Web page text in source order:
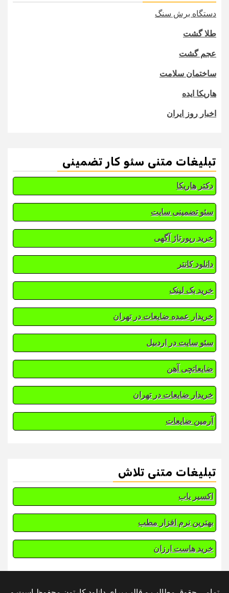
دستگاه برش سنگ
طلا گشت
عجم گشت
ساختمان سلامت
هاریکا ایده
اخبار روز ایران
تبلیغات متنی سئو کار تضمینی
دکتر هاریکا
سئو تضمینی سایت
خرید رپورتاژ آگهی
دانلود کانتر
خرید بک لینک
خریدار عمده ضایعات در تهران
سئو سایت در اردبیل
ضایعاتچی آهن
خریدار ضایعات در تهران
آرمین ضایعات
تبلیغات متنی تلاش
اکسیر یاب
بهترین نرم افزار مطب
خرید هاست ارزان